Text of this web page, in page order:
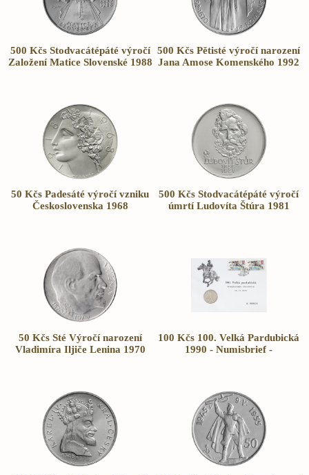
500 Kčs Stodvacátépáté výročí
Založení Matice Slovenské 1988
500 Kčs Pětisté výročí narození
Jana Amose Komenského 1992
50 Kčs Padesáté výročí vzniku
Československa 1968
500 Kčs Stodvacátépáté výročí
úmrtí Ludovíta Štúra 1981
50 Kčs Sté Výročí narození
Vladimíra Iljiče Lenina 1970
100 Kčs 100. Velká Pardubická
1990 - Numisbrief -